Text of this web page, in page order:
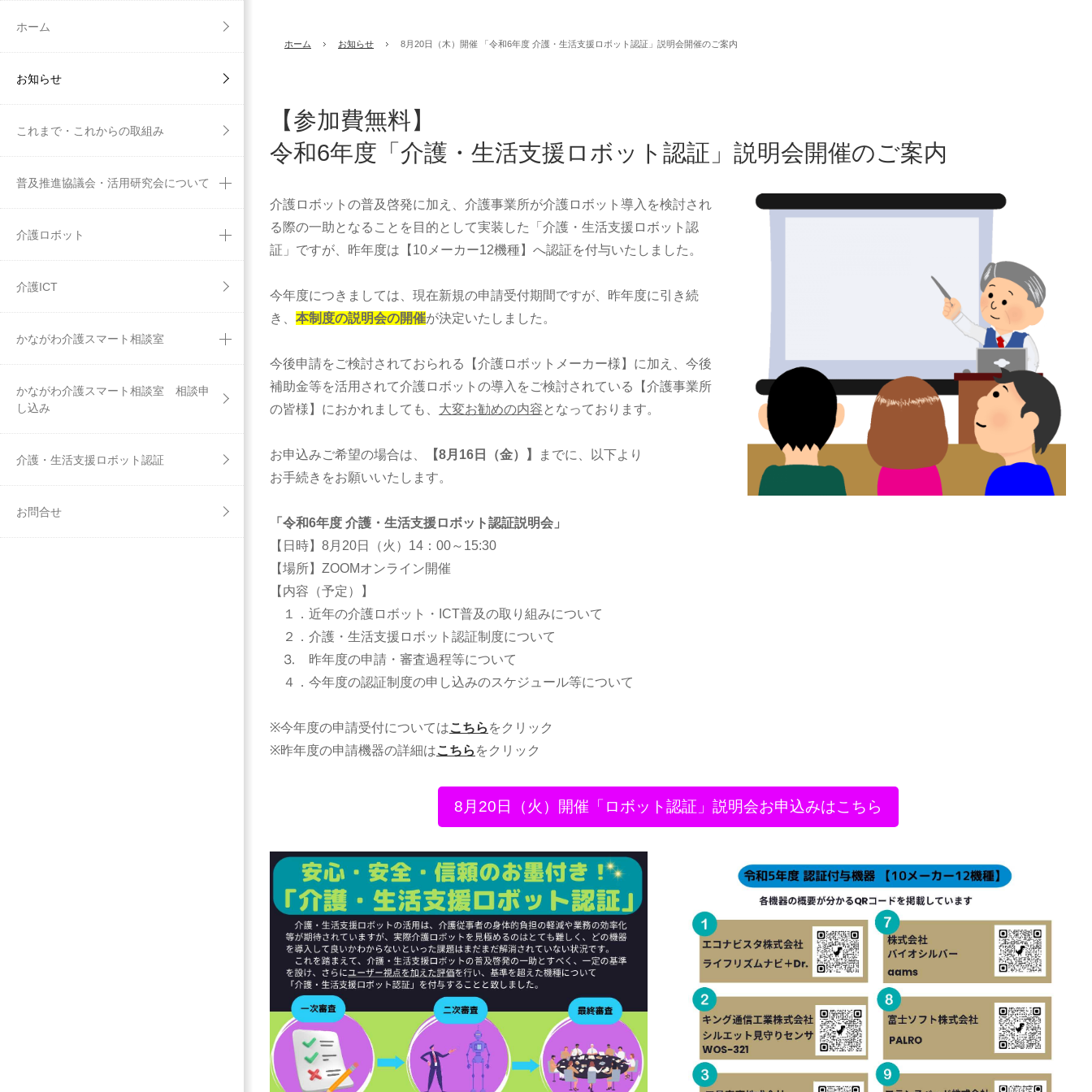
ホーム
お知らせ
これまで・これからの取組み
普及推進協議会・活用研究会について
介護ロボット
介護ICT
かながわ介護スマート相談室
かながわ介護スマート相談室 相談申
し込み
介護・生活支援ロボット認証
お問合せ
ホーム お知らせ 8月20日（木）開催 「令和6年度 介護・生活支援ロボット認証」説明会開催のご案内
【参加費無料】
令和6年度「介護・生活支援ロボット認証」説明会開催のご案内
介護ロボットの普及啓発に加え、介護事業所が介護ロボット導入を検討され
る際の一助となることを目的として実装した「介護・生活支援ロボット認
証」ですが、昨年度は【10メーカー12機種】へ認証を付与いたしました。
今年度につきましては、現在新規の申請受付期間ですが、昨年度に引き続
き、 本制度の説明会の開催が決定いたしました。
今後申請をご検討されておられる【介護ロボットメーカー様】に加え、今後
補助金等を活用されて介護ロボットの導入をご検討されている【介護事業所
の皆様】におかれましても、 大変お勧めの内容 となっております。
お申込みご希望の場合は、 【8月16日（金）】
までに、以下より
お手続きをお願いいたします。
「令和6年度 介護・生活支援ロボット認証説明会」
【日時】8月20日（火）14：00～15:30
【場所】ZOOMオンライン開催
【内容（予定）】
１．近年の介護ロボット・ICT普及の取り組みについて
２．介護・生活支援ロボット認証制度について
⒊ 昨年度の申請・審査過程等について
４．今年度の認証制度の申し込みのスケジュール等について
※今年度の申請受付についてはこちら をクリック
※昨年度の申請機器の詳細はこちら をクリック
8月20日（火）開催「ロボット認証」説明会お申込みはこちら